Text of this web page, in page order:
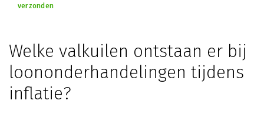
verzonden
Welke valkuilen ontstaan er bij
loononderhandelingen tijdens
inflatie?